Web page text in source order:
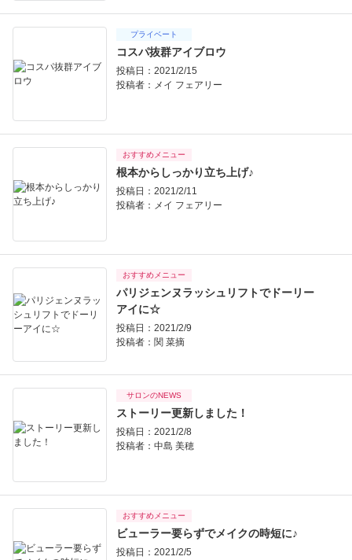
プライベート
コスパ抜群アイブロウ
投稿日：2021/2/15
投稿者： メイ フェアリー
おすすめメニュー
根本からしっかり立ち上げ♪
投稿日：2021/2/11
投稿者： メイ フェアリー
おすすめメニュー
パリジェンヌラッシュリフトでドーリー
アイに☆
投稿日：2021/2/9
投稿者： 関 菜摘
サロンのNEWS
ストーリー更新しました！
投稿日：2021/2/8
投稿者： 中島 美穂
おすすめメニュー
ビューラー要らずでメイクの時短に♪
投稿日：2021/2/5